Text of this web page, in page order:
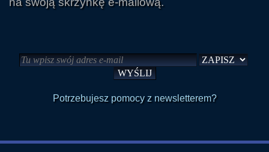
Potrzebujesz pomocy z newsletterem?